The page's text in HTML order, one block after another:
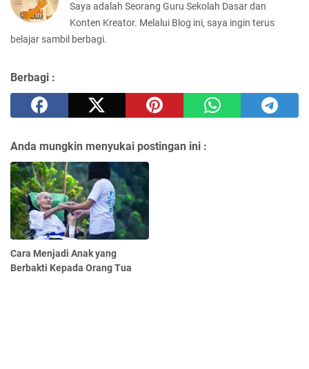
Saya adalah Seorang Guru Sekolah Dasar dan
Konten Kreator. Melalui Blog ini, saya ingin terus
belajar sambil berbagi.
Berbagi :
Anda mungkin menyukai postingan ini :
Cara Menjadi Anak yang
Berbakti Kepada Orang Tua